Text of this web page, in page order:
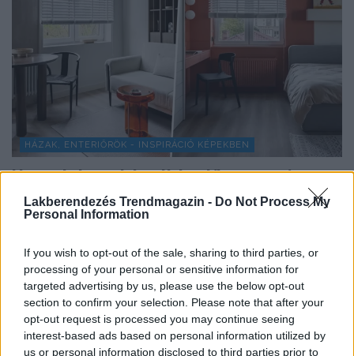
Lakberendezés Trendmagazin - Do Not Process My
Personal Information
If you wish to opt-out of the sale, sharing to third parties, or
processing of your personal or sensitive information for
targeted advertising by us, please use the below opt-out
section to confirm your selection. Please note that after your
opt-out request is processed you may continue seeing
interest-based ads based on personal information utilized by
us or personal information disclosed to third parties prior to
HÁZAK, ENTERIŐRÖK - INSPIRÁCIÓ KÉPEKBEN
Hangulatos minimalista stílus anya és
lánya 74 m²-es otthonában
A 74 m²-es, háromszobás lakást egy hölgy
tizenéves...
TOVÁBBIAK BETÖLTÉSE